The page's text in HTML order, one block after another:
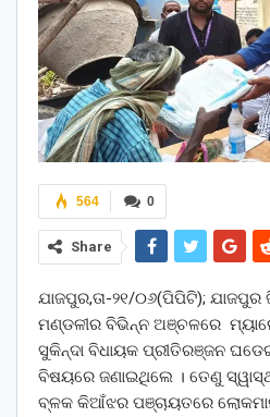
0
564
Share
ଯାଜପୁର,ତା-୨୧/୦୬(ପିପିଟି); ଯାଜପୁର
ମଣ୍ଡଳୀର ବିଭିନ୍ନ ଅଞ୍ଚଳରେ
ସୁକିନ୍ଦା ବିଧାୟକ ପ୍ରୀତିରଞ୍ଜନ
ବିଷୟରେ ଜଣାଇଥିଲେ । ତେଣୁ
ବ୍ଳକ କିଆଁଝର ପଞ୍ଚାୟତରେ